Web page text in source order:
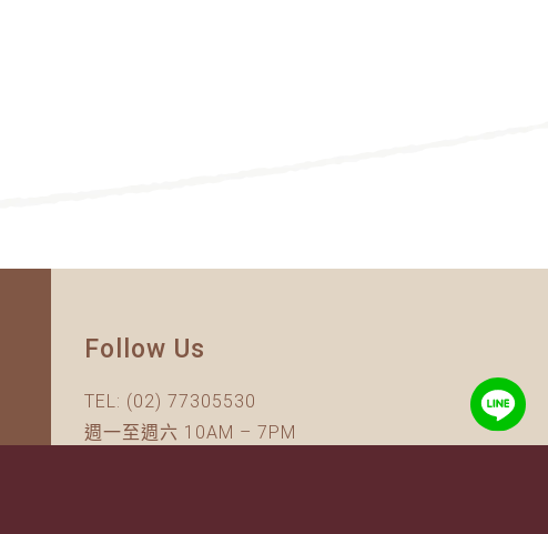
Follow Us
TEL: (02) 77305530
週一至週六 10AM – 7PM